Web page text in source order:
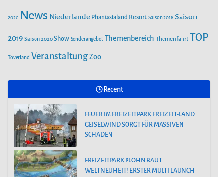
GEISELWIND SORGT FÜR MASSIVEN
FREIZEITPARK PLOHN BAUT
WASSERACHTERBAHN!
2020 News Niederlande Phantasialand Resort Saison 2018 Saison
2019 Saison 2020 Show Sonderangebot Themenbereich Themenfahrt TOP
Toverland VeranstaltungZoo
Recent
FEUER IM FREIZEITPARK FREIZEIT-LAND
GEISELWIND SORGT FÜR MASSIVEN
SCHADEN
FREIZEITPARK PLOHN BAUT
WELTNEUHEIT! ERSTER MULTI LAUNCH